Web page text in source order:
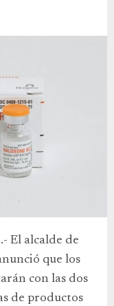
El alcalde de
que los
con las dos
de productos